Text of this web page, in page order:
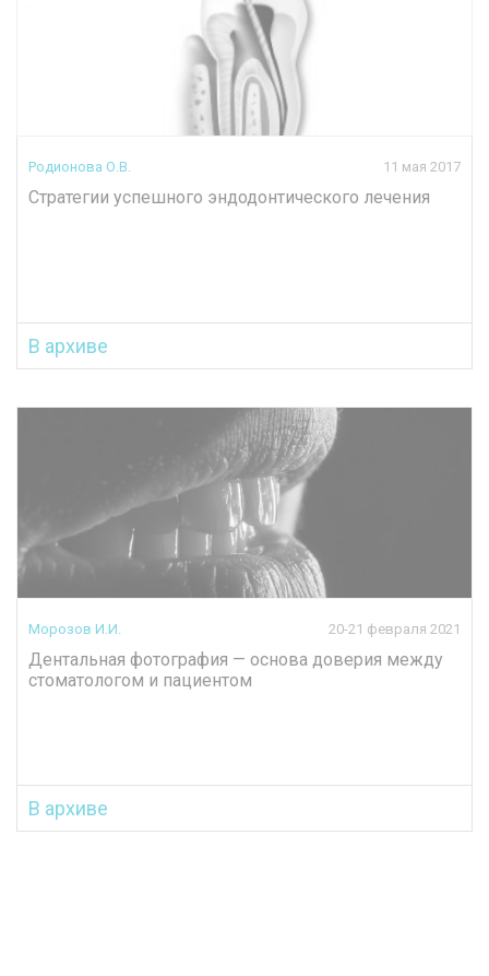
Родионова О.В. 11 мая 2017
Стратегии успешного эндодонтического лечения
В архиве
Морозов И.И. 20-21 февраля 2021
Дентальная фотография — основа доверия между
стоматологом и пациентом
В архиве